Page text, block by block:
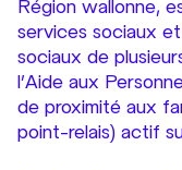
Région wallonne,
services sociaux
sociaux de
l’Aide aux
de proximité aux
point-relais) actif